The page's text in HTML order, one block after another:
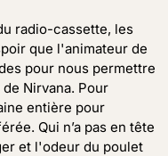
radio-cassette, les
que l'animateur de
pour nous permettre
Nirvana. Pour
entière pour
Qui n’a pas en tête
et l'odeur du poulet